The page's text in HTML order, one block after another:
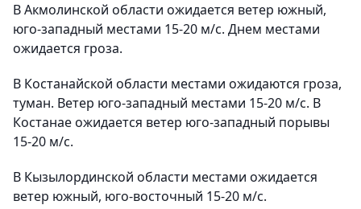
В Акмолинской области ожидается ветер южный,
юго-западный местами 15-20 м/с. Днем местами
ожидается гроза.
В Костанайской области местами ожидаются гроза,
туман. Ветер юго-западный местами 15-20 м/с. В
Костанае ожидается ветер юго-западный порывы
15-20 м/с.
В Кызылординской области местами ожидается
ветер южный, юго-восточный 15-20 м/с.